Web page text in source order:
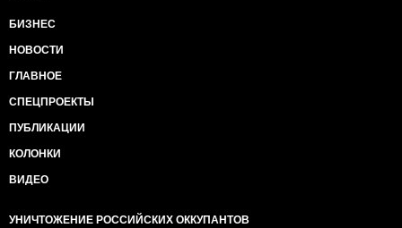
БИЗНЕС
НОВОСТИ
ГЛАВНОЕ
СПЕЦПРОЕКТЫ
ПУБЛИКАЦИИ
КОЛОНКИ
ВИДЕО
УНИЧТОЖЕНИЕ РОССИЙСКИХ ОККУПАНТОВ